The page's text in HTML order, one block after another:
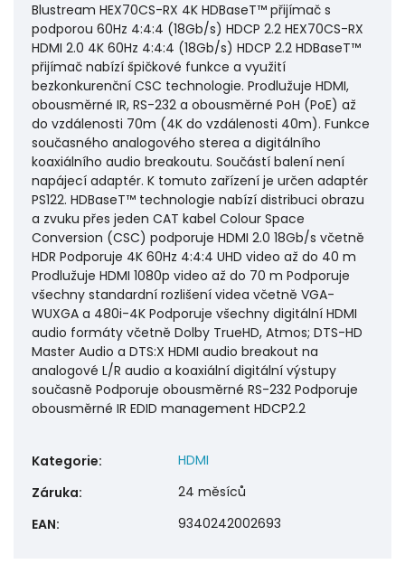
Blustream HEX70CS-RX 4K HDBaseT™ přijímač s
podporou 60Hz 4:4:4 (18Gb/s) HDCP 2.2 HEX70CS-RX
HDMI 2.0 4K 60Hz 4:4:4 (18Gb/s) HDCP 2.2 HDBaseT™
přijímač nabízí špičkové funkce a využití
bezkonkurenční CSC technologie. Prodlužuje HDMI,
obousměrné IR, RS-232 a obousměrné PoH (PoE) až
do vzdálenosti 70m (4K do vzdálenosti 40m). Funkce
současného analogového sterea a digitálního
koaxiálního audio breakoutu. Součástí balení není
napájecí adaptér. K tomuto zařízení je určen adaptér
PS122. HDBaseT™ technologie nabízí distribuci obrazu
a zvuku přes jeden CAT kabel Colour Space
Conversion (CSC) podporuje HDMI 2.0 18Gb/s včetně
HDR Podporuje 4K 60Hz 4:4:4 UHD video až do 40 m
Prodlužuje HDMI 1080p video až do 70 m Podporuje
všechny standardní rozlišení videa včetně VGA-
WUXGA a 480i-4K Podporuje všechny digitální HDMI
audio formáty včetně Dolby TrueHD, Atmos; DTS-HD
Master Audio a DTS:X HDMI audio breakout na
analogové L/R audio a koaxiální digitální výstupy
současně Podporuje obousměrné RS-232 Podporuje
obousměrné IR EDID management HDCP2.2
Kategorie:
HDMI
Záruka:
24 měsíců
EAN: 9340242002693